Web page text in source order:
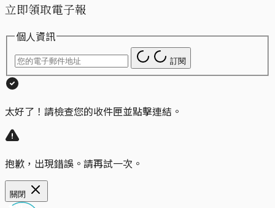
立即領取電子報
個人資訊
訂閱
太好了！請檢查您的收件匣並點擊連結。
抱歉，出現錯誤。請再試一次。
關閉